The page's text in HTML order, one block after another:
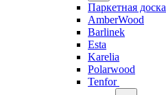
Паркетная доска
AmberWood
Barlinek
Esta
Karelia
Polarwood
Tenfor